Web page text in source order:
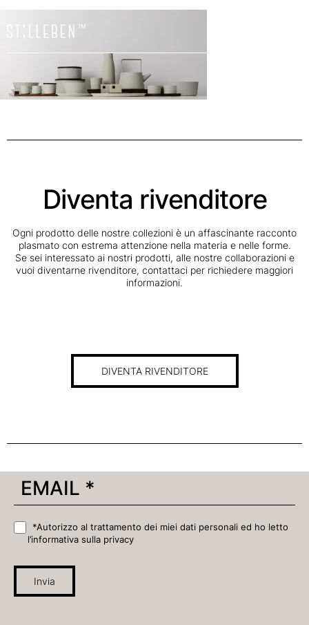
Diventa rivenditore
Ogni prodotto delle nostre collezioni è un affascinante racconto
plasmato con estrema attenzione nella materia e nelle forme.
Se sei interessato ai nostri prodotti, alle nostre collaborazioni e
vuoi diventarne rivenditore, contattaci per richiedere maggiori
informazioni.
DIVENTA RIVENDITORE
*Autorizzo al trattamento dei miei dati personali ed ho letto
l’informativa sulla privacy
Invia